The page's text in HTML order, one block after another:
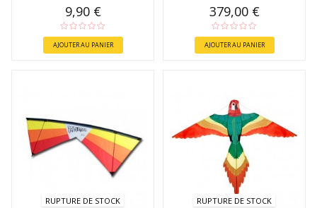
9,90 €
AJOUTER AU PANIER
379,00 €
AJOUTER AU PANIER
RUPTURE DE STOCK RUPTURE DE STOCK